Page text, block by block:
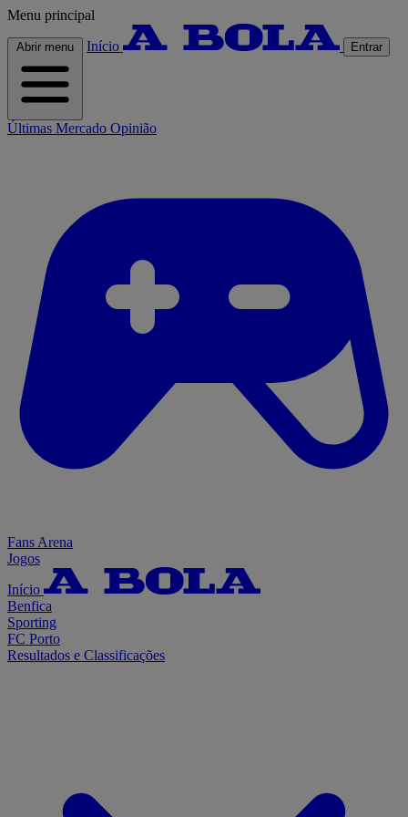
Menu principal
Abrir menu Início Entrar
Últimas Mercado Opinião
Fans Arena
Jogos
Início
Benfica
Sporting
FC Porto
Resultados e Classificações